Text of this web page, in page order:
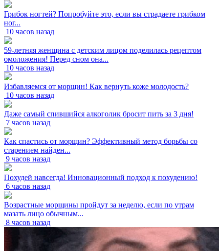
Грибок ногтей? Попробуйте это, если вы страдаете грибком
ног...
10 часов назад
59-летняя женщина с детским лицом поделилась рецептом
омоложения! Перед сном она...
10 часов назад
Избавляемся от морщин! Как вернуть коже молодость?
10 часов назад
Даже самый спившийся алкоголик бросит пить за 3 дня!
7 часов назад
Как спастись от морщин? Эффективный метод борьбы со
старением найден...
9 часов назад
Похудей навсегда! Инновационный подход к похудению!
6 часов назад
Возрастные морщины пройдут за неделю, если по утрам
мазать лицо обычным...
8 часов назад